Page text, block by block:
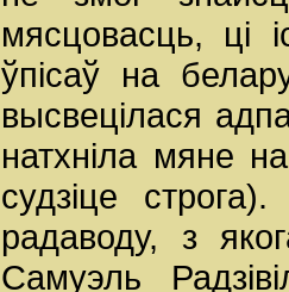
мясцовасць, цi
ўпiсаў на
высвецілася
натхніла мяне
судзіце
радаводу, з
Самуэль